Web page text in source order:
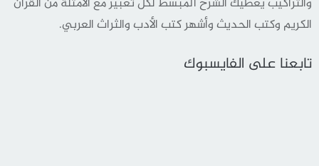
الكريم وكتب الحديث وأشهر كتب الأدب والثراث العربي.
تابعنا على الفايسبوك